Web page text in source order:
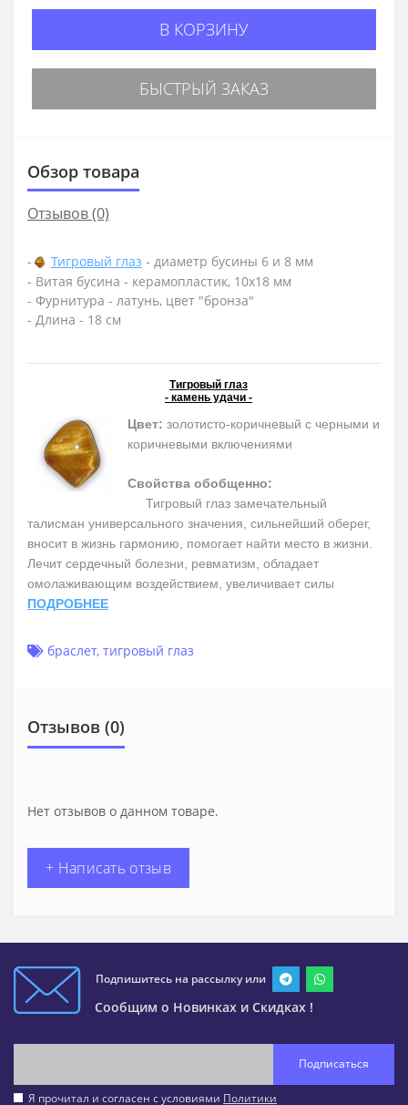
В КОРЗИНУ
БЫСТРЫЙ ЗАКАЗ
Обзор товара
Отзывов (0)
- Тигровый глаз - диаметр бусины 6 и 8 мм
- Витая бусина - керамопластик, 10х18 мм
- Фурнитура - латунь, цвет "бронза"
- Длина - 18 см
Тигровый глаз
- камень удачи -
Цвет: золотисто-коричневый с черными и
коричневыми включениями
Свойства обобщенно:
Тигровый глаз замечательный
талисман универсального значения, сильнейший оберег,
вносит в жизнь гармонию, помогает найти место в жизни.
Лечит сердечный болезни, ревматизм, обладает
омолаживающим воздействием, увеличивает силы
ПОДРОБНЕЕ
браслет, тигровый глаз
Отзывов (0)
Нет отзывов о данном товаре.
+ Написать отзыв
Подпишитесь на рассылку или
Сообщим о Новинках и Скидках !
Подписаться
Я прочитал и согласен с условиями Политики